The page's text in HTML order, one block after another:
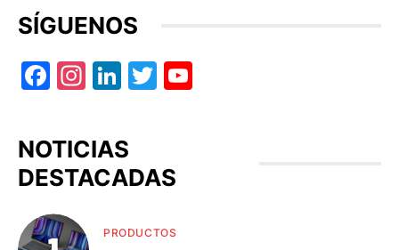
SÍGUENOS
Facebook
Instagram
LinkedIn
Twitter
NOTICIAS
DESTACADAS
PRODUCTOS